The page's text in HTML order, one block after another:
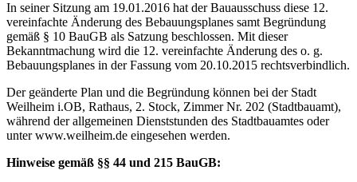
In seiner Sitzung am 19.01.2016 hat der Bauausschuss diese 12.
vereinfachte Änderung des Bebauungsplanes samt Begründung
gemäß § 10 BauGB als Satzung beschlossen. Mit dieser
Bekanntmachung wird die 12. vereinfachte Änderung des o. g.
Bebauungsplanes in der Fassung vom 20.10.2015 rechtsverbindlich.
Der geänderte Plan und die Begründung können bei der Stadt
Weilheim i.OB, Rathaus, 2. Stock, Zimmer Nr. 202 (Stadtbauamt),
während der allgemeinen Dienststunden des Stadtbauamtes oder
unter www.weilheim.de eingesehen werden.
Hinweise gemäß §§ 44 und 215 BauGB: